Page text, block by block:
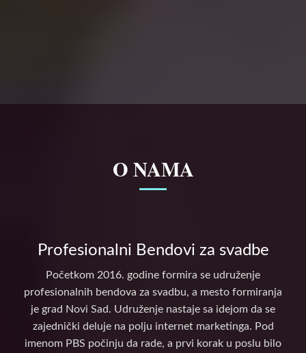
O NAMA
Profesionalni Bendovi za svadbe
Početkom 2016. godine formira se udruženje
profesionalnih bendova za svadbu, a mesto formiranja
je grad Novi Sad. Udruženje nastaje sa idejom da se
zajednički deluje na polju internet marketinga. Pod
imenom PBS počinju da rade, a prvi korak u poslu bilo